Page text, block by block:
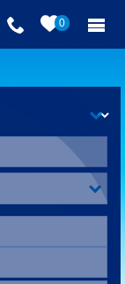
0